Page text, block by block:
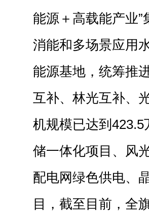
能源＋高载能产业
消能和多场景应用
能源基地，统筹推
互补、林光互补、
机规模已达到
储一体化项目、风
配电网绿色供电、
目，截至目前，全